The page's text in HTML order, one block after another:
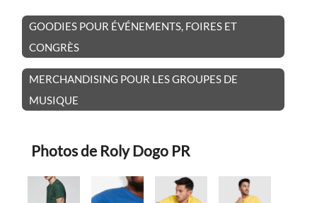
GOODIES POUR ÉVÉNEMENTS, FOIRES ET
CONGRÈS
MERCHANDISING POUR LES GROUPES DE
MUSIQUE
Photos de Roly Dogo PR